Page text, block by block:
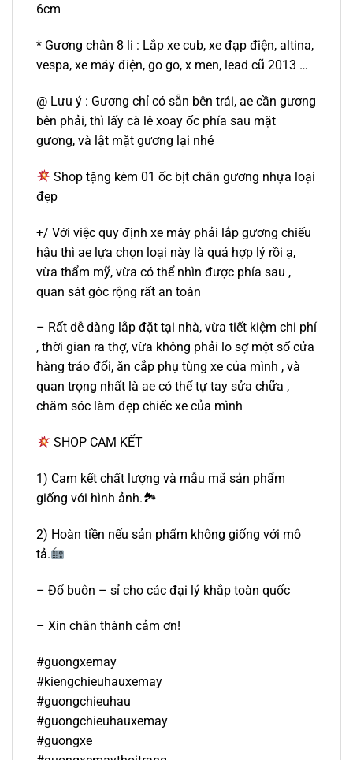
6cm
* Gương chân 8 li : Lắp xe cub, xe đạp điện, altina,
vespa, xe máy điện, go go, x men, lead cũ 2013 …
@ Lưu ý : Gương chỉ có sẵn bên trái, ae cần gương
bên phải, thì lấy cà lê xoay ốc phía sau mặt
gương, và lật mặt gương lại nhé
Shop tặng kèm 01 ốc bịt chân gương nhựa loại
đẹp
+/ Với việc quy định xe máy phải lắp gương chiếu
hậu thì ae lựa chọn loại này là quá hợp lý rồi ạ,
vừa thẩm mỹ, vừa có thể nhìn được phía sau ,
quan sát góc rộng rất an toàn
– Rất dễ dàng lắp đặt tại nhà, vừa tiết kiệm chi phí
, thời gian ra thợ, vừa không phải lo sợ một số cửa
hàng tráo đổi, ăn cắp phụ tùng xe của mình , và
quan trọng nhất là ae có thể tự tay sửa chữa ,
chăm sóc làm đẹp chiếc xe của mình
SHOP CAM KẾT
1) Cam kết chất lượng và mẫu mã sản phẩm
giống với hình ảnh.🏞
2) Hoàn tiền nếu sản phẩm không giống với mô
tả.
– Đổ buôn – sỉ cho các đại lý khắp toàn quốc
– Xin chân thành cảm ơn!
#guongxemay
#kiengchieuhauxemay
#guongchieuhau
#guongchieuhauxemay
#guongxe